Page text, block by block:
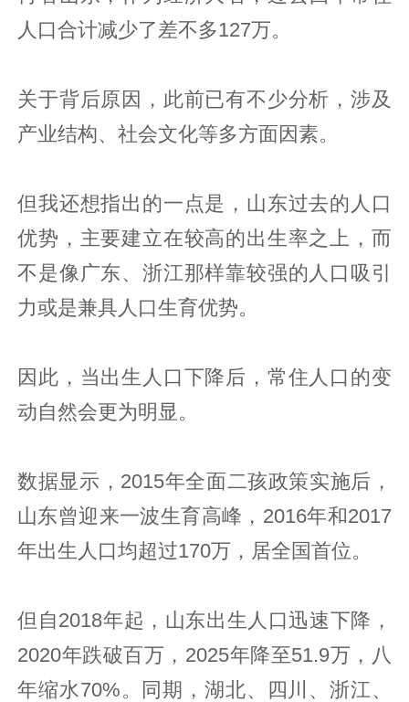
人口合计减少了差不多127万。
关于背后原因，此前已有不少分析，涉及
产业结构、社会文化等多方面因素。
但我还想指出的一点是，山东过去的人口
优势，主要建立在较高的出生率之上，而
不是像广东、浙江那样靠较强的人口吸引
力或是兼具人口生育优势。
因此，当出生人口下降后，常住人口的变
动自然会更为明显。
数据显示，2015年全面二孩政策实施后，
山东曾迎来一波生育高峰，2016年和2017
年出生人口均超过170万，居全国首位。
但自2018年起，山东出生人口迅速下降，
2020年跌破百万，2025年降至51.9万，八
年缩水70%。同期，湖北、四川、浙江、